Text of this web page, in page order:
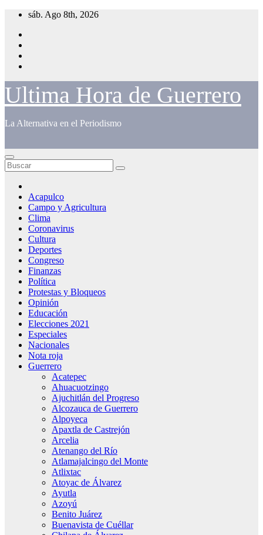
Saltar
contenido
sáb. Ago 8th, 2026
Ultima Hora de Guerrero
La Alternativa en el Periodismo
Acapulco
Campo y Agricultura
Clima
Coronavirus
Cultura
Deportes
Congreso
Finanzas
Política
Protestas y Bloqueos
Opinión
Educación
Elecciones 2021
Especiales
Nacionales
Nota roja
Guerrero
Acatepec
Ahuacuotzingo
Ajuchitlán del Progreso
Alcozauca de Guerrero
Alpoyeca
Apaxtla de Castrejón
Arcelia
Atenango del Río
Atlamajalcingo del Monte
Atlixtac
Atoyac de Álvarez
Ayutla
Azoyú
Benito Juárez
Buenavista de Cuéllar